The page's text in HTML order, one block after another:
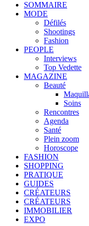
SOMMAIRE
MODE
Défilés
Shootings
Fashion
PEOPLE
Interviews
Top Vedette
MAGAZINE
Beauté
Soins
Rencontres
Agenda
Santé
Plein zoom
Horoscope
FASHION
SHOPPING
PRATIQUE
GUIDES
CRÉATEURS
CRÉATEURS
IMMOBILIER
EXPO